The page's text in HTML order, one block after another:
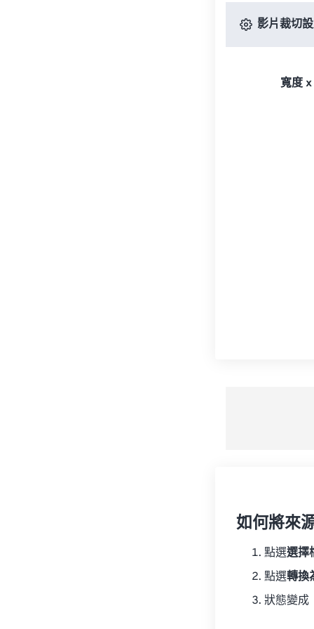
影片裁切
寬度
如何將來
點選選擇
點選轉換
狀態變成